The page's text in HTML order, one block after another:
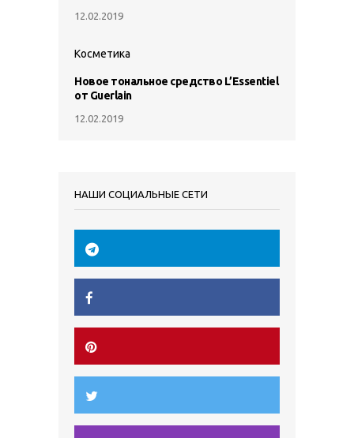
12.02.2019
Косметика
Новое тональное средство L’Essentiel
от Guerlain
12.02.2019
НАШИ СОЦИАЛЬНЫЕ СЕТИ